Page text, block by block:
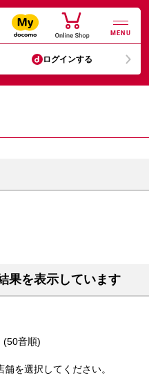
MENU
ログインする
果を表示しています
(50音順)
を選択してください。